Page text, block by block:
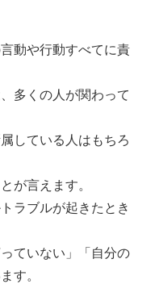
動や行動すべてに責
多くの人が関わって
している人はもちろ
が言えます。
ラブルが起きたとき
ていない」「自分の
す。